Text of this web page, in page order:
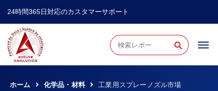
24時間365日対応のカスタマーサポート
⚲
ホーム 化学品・材料 工業用スプレーノズル市場